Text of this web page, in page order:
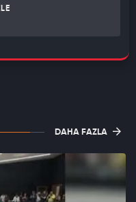
DAHA FAZLA